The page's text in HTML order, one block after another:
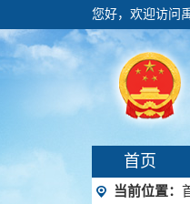
您好，欢迎访问
首页
当前位置：